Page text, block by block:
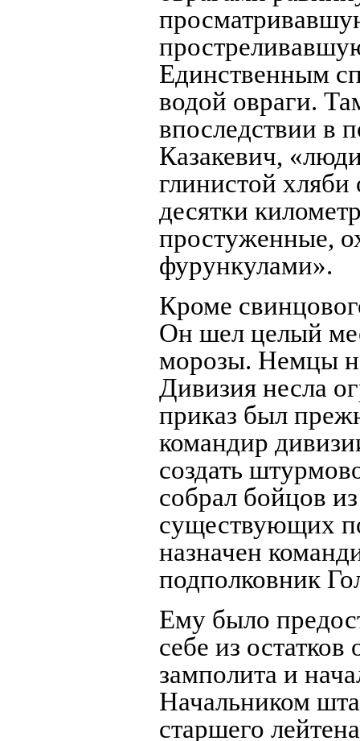
Единственным
водой овраги.
впоследствии в
Казакевич,
глинистой
десятки
простуженные,
фурункулами».
Кроме
Он шел целый
морозы. Немцы
Дивизия несла
приказ был
командир
создать
собрал бойцов
существующих
назначен
подполковник
Ему было
себе из остатков
замполита и
Начальником
старшего